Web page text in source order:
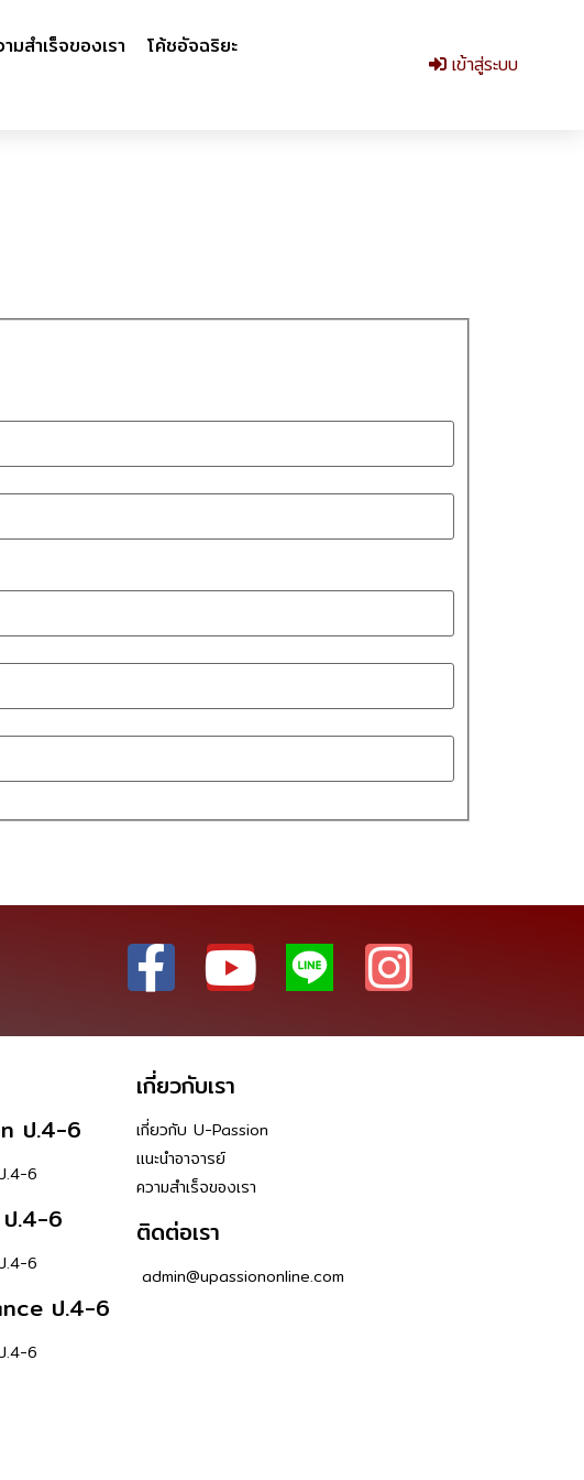
มสำเร็จของเรา
โค้ชอัจฉริยะ
เข้าสู่ระบบ
เกี่ยวกับเรา
ป.4-6
.4-6
.4-6
.4-6
ป.4-6
.4-6
เกี่ยวกับ U-Passion
แนะนำอาจารย์
ความสำเร็จของเรา
ติดต่อเรา
admin@upassiononline.com